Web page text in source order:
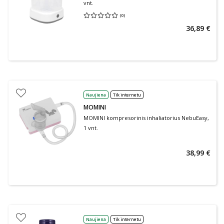
vnt.
(0)
Vidutinis įvertinimas 0.00
36,89 €
Naujiena Tik internetu
MOMINI
MOMINI kompresorinis inhaliatorius NebuEasy,
1 vnt.
38,99 €
Naujiena Tik internetu